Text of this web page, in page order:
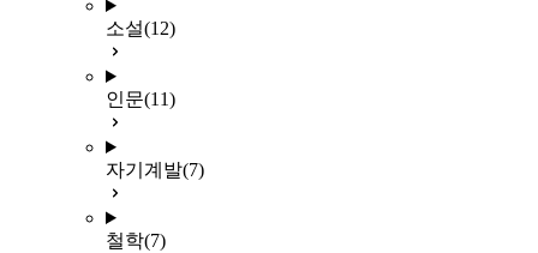
소설(12)
인문(11)
자기계발(7)
철학(7)